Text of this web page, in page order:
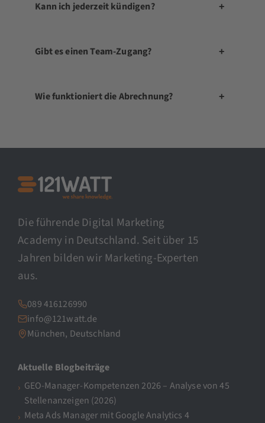
Kann ich jederzeit kündigen? +
Gibt es einen Team-Zugang? +
Wie funktioniert die Abrechnung? +
Die führende Digital Marketing
Academy in Deutschland. Seit über 15
Jahren bilden wir Marketing-Experten
aus.
089 416126990
info@121watt.de
München, Deutschland
Aktuelle Blogbeiträge
GEO-Manager-Kompetenzen 2026 – Analyse von 45
Stellenanzeigen (2026)
Meta Ads Manager mit Google Analytics 4